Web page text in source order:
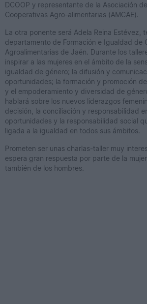
DCOOP y representante de la Asociación
Cooperativas Agro-alimentarias (AMCAE).
La otra ponente será Adela Reina Estévez,
departamento de Formación e Igualdad de
Agroalimentarias de Jaén. Durante los
inspirar a las mujeres en el ámbito de la
igualdad de género; la difusión y
oportunidades; la formación y promoción
y el empoderamiento y diversidad de
hablará sobre los nuevos liderazgos
decisión, la conciliación y responsabilidad
oportunidades y la responsabilidad social
ligada a la igualdad en todos sus ámbitos.
Prometen ser unas charlas-taller muy
espera gran respuesta por parte de la
también de los hombres.